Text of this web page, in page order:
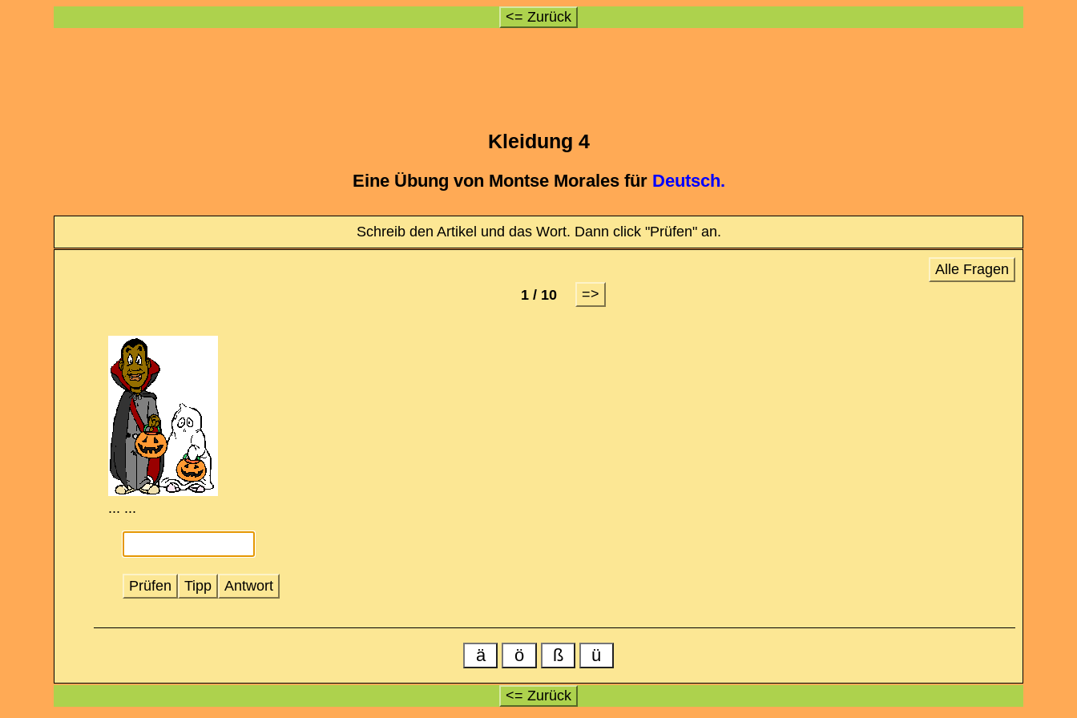
<= Zurück
Kleidung 4
Eine Übung von Montse Morales für Deutsch.
Schreib den Artikel und das Wort. Dann click "Prüfen" an.
Alle Fragen
1 / 10
=>
... ...
Prüfen Tipp Antwort
ä ö ß ü
<= Zurück